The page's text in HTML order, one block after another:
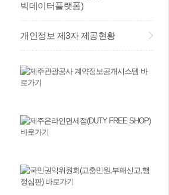
빅데이터플랫폼)
개인정보 제3자 제공현황